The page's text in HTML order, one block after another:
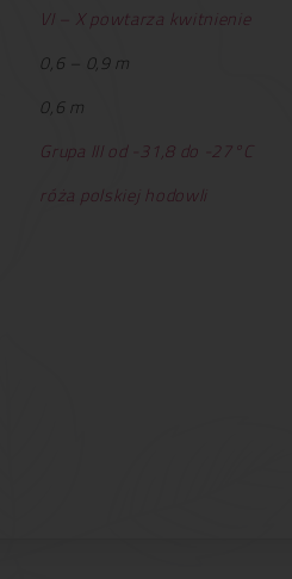
VI – X powtarza kwitnienie
0,6 – 0,9 m
0,6 m
Grupa III od -31,8 do -27°C
róża polskiej hodowli